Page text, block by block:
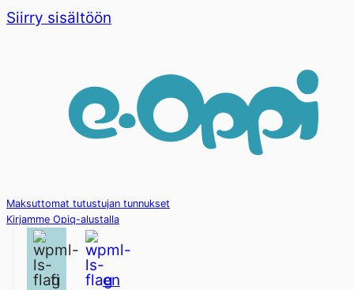
Siirry sisältöön
Maksuttomat tutustujan tunnukset
Kirjamme Opiq-alustalla
fi en